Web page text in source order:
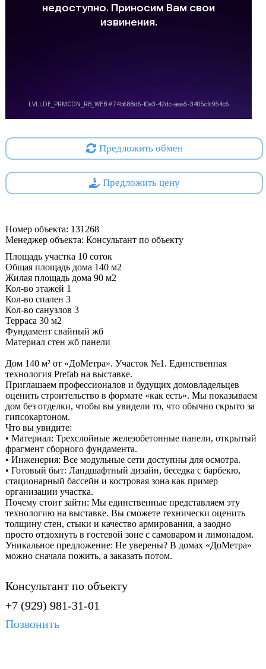
Предложить обмен
Предложить цену
Номер объекта: 131268
Менеджер объекта: Консультант по объекту
Площадь участка 10 соток
Общая площадь дома 140 м2
Жилая площадь дома 90 м2
Кол-во этажей 1
Кол-во спален 3
Кол-во санузлов 3
Терраса 30 м2
Фундамент свайный жб
Материал стен жб панели
Дом 140 м² от «ДоМетра». Участок №1. Единственная
технология Prefab на выставке.
Приглашаем профессионалов и будущих домовладельцев
оценить строительство в формате «как есть». Мы показываем
дом без отделки, чтобы вы увидели то, что обычно скрыто за
гипсокартоном.
Что вы увидите:
• Материал: Трехслойные железобетонные панели, открытый
фрагмент сборного фундамента.
• Инженерия: Все модульные сети доступны для осмотра.
• Готовый быт: Ландшафтный дизайн, беседка с барбекю,
стационарный бассейн и костровая зона как пример
организации участка.
Почему стоит зайти: Мы единственные представляем эту
технологию на выставке. Вы сможете технически оценить
толщину стен, стыки и качество армирования, а заодно
просто отдохнуть в гостевой зоне с самоваром и лимонадом.
Уникальное предложение: Не уверены? В домах «ДоМетра»
можно сначала пожить, а заказать потом.
Консультант по объекту
+7 (929) 981-31-01
Позвонить